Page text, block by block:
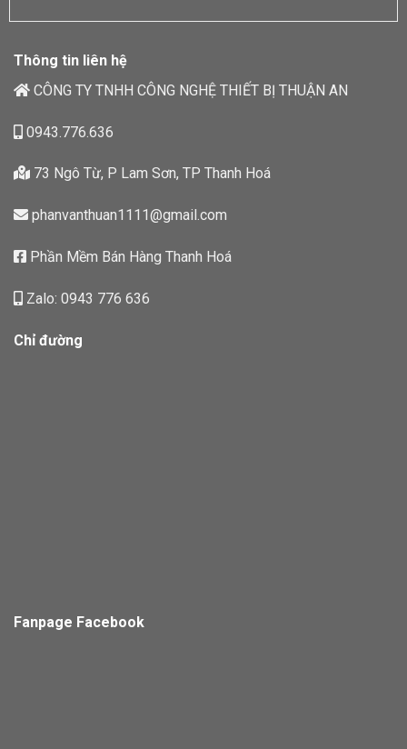
Thông tin liên hệ
CÔNG TY TNHH CÔNG NGHỆ THIẾT BỊ THUẬN AN
0943.776.636
73 Ngô Từ, P Lam Sơn, TP Thanh Hoá
phanvanthuan1111@gmail.com
Phần Mềm Bán Hàng Thanh Hoá
Zalo: 0943 776 636
Chỉ đường
Fanpage Facebook